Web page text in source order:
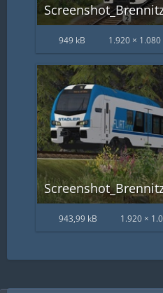
949 kB 1.920 × 1.080
943,99 kB 1.920 ×